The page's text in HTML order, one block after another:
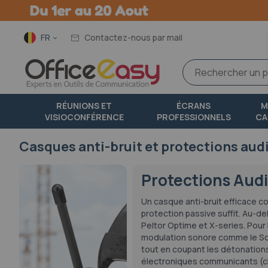
Langue
FR Contactez-nous par mail
RÉUNIONS ET
VISIOCONFÉRENCE
ÉCRANS
PROFESSIONNELS
Casques anti-bruit et protections
Protections
Un casque anti-bruit efficace
protection passive suffit. Au-
Peltor Optime et X-series.
modulation sonore comme le
tout en coupant les
électroniques communicants